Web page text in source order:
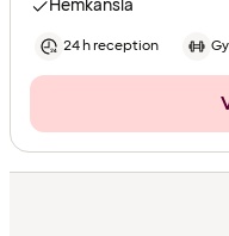
Hemkänsla
24 h reception